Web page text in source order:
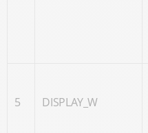
5 DISPLAY_W